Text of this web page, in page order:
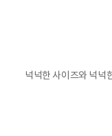
넉넉한 사이즈와 넉넉